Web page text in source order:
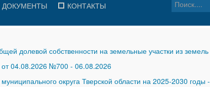
ДОКУМЕНТЫ КОНТАКТЫ
долевой собственности на земельные участки из земель
от 04.08.2026 №700 - 06.08.2026
округа Тверской области на 2025-2030 годы -